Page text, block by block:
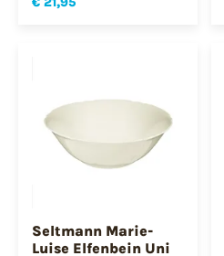
Seltmann Marie-
Luise Elfenbein Uni